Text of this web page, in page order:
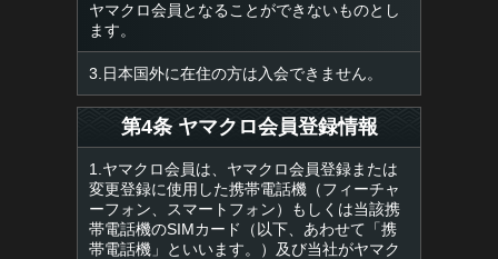
ヤマクロ会員となることができないものとし
ます。
3.日本国外に在住の方は入会できません。
第4条 ヤマクロ会員登録情報
1.ヤマクロ会員は、ヤマクロ会員登録または
変更登録に使用した携帯電話機（フィーチャ
ーフォン、スマートフォン）もしくは当該携
帯電話機のSIMカード（以下、あわせて「携
帯電話機」といいます。）及び当社がヤマク